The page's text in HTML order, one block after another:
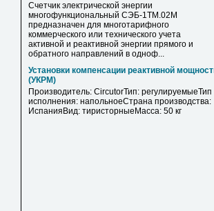
Счетчик электрической энергии
многофункциональный СЭБ-1ТМ.02М
предназначен для многотарифного
коммерческого или технического учета
активной и реактивной энергии прямого и
обратного направлений в одноф...
Установки компенсации реактивной
(УКРМ)
Производитель: CircutorТип: регулируемыеТип
исполнения: напольноеСтрана производства:
ИспанияВид: тиристорныеМасса: 50 кг